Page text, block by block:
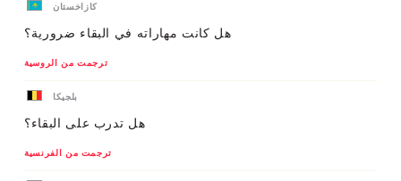
كازاخستان
هل كانت مهاراته في البقاء ضرورية؟
ترجمت من الروسية
بلجيكا
هل تدرب على البقاء؟
ترجمت من الفرنسية